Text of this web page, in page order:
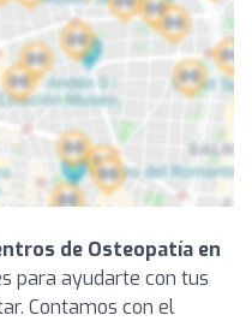
de Osteopatía en
para ayudarte con tus
Contamos con el